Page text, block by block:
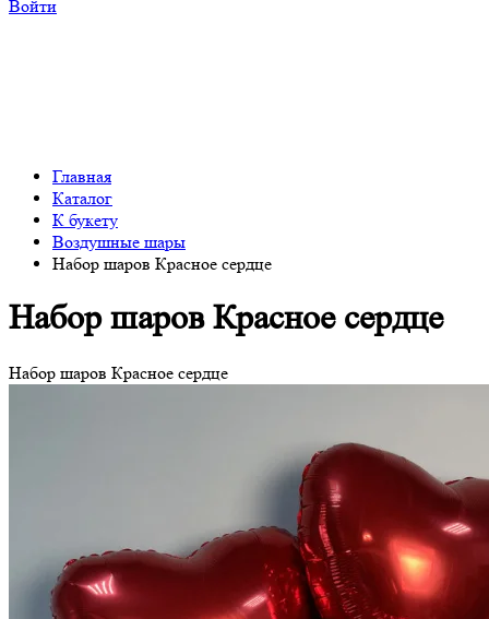
Войти
Главная
Каталог
К букету
Воздушные шары
Набор шаров Красное сердце
Набор шаров Красное сердце
Набор шаров Красное сердце